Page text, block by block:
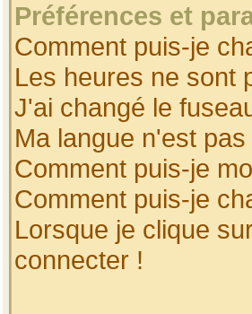
Préférences et
Comment puis-je
Les heures ne sont
J'ai changé le
Ma langue n'est
Comment puis-je
Comment puis-je
Lorsque je clique
connecter !